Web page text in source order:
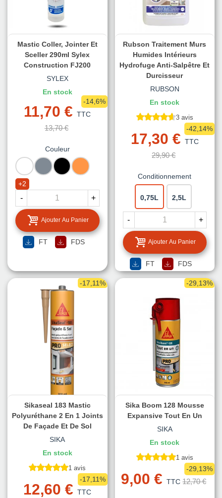
Mastic Coller, Jointer Et
Sceller 290ml Sylex
Construction FJ200
SYLEX
En stock
11,70 € TTC
13,70 €
-14,6%
Couleur
BLANC GRIS NOIR TUILE
+2
- +
Ajouter Au Panier
FT FDS
Rubson Traitement Murs
Humides Intérieurs
Hydrofuge Anti-Salpêtre Et
Durcisseur
RUBSON
En stock
3 avis
17,30 € TTC
29,90 €
-42,14%
Conditionnement
0,75L 2,5L
- +
Ajouter Au Panier
FT FDS
-17,11%
Sikaseal 183 Mastic
Polyuréthane 2 En 1 Joints
De Façade Et De Sol
SIKA
En stock
1 avis
12,60 € TTC
-17,11%
-29,13%
Sika Boom 128 Mousse
Expansive Tout En Un
SIKA
En stock
1 avis
9,00 € TTC 12,70 €
-29,13%